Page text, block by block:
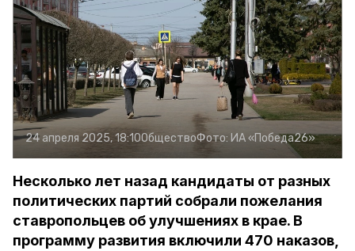
24 апреля 2025, 18:10ОбществоФото: ИА «Победа26»
Несколько лет назад кандидаты от разных
политических партий собрали пожелания
ставропольцев об улучшениях в крае. В
программу развития включили 470 наказов,